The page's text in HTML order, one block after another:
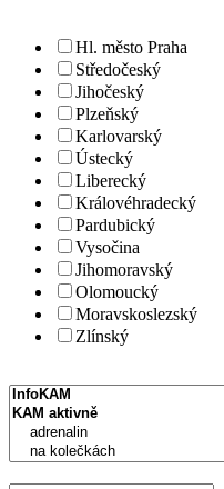
Hl. město Praha
Středočeský
Jihočeský
Plzeňský
Karlovarský
Ústecký
Liberecký
Královéhradecký
Pardubický
Vysočina
Jihomoravský
Olomoucký
Moravskoslezský
Zlínský